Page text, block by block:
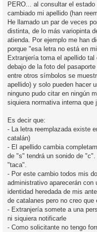
PERO... al consultar el
cambiado mi apellido (han
He llamado un par de veces
distinta, de lo más variopinta
atienda. Por ejemplo me han
porque "esa letra no está en
Extranjería toma el apellido
debajo de la foto del
entre otros símbolos se
apellido) y solo pueden hacer
ninguno pudo citar en ningún
siquiera normativa interna que
Es decir que:
- La letra reemplazada existe
catalán)
- El apellido cambia
de "s" tendrá un sonido de
"taca".
- Por este cambio todos mis
administrativo aparecerán con
identidad heredada de mis
de catalanes pero no creo que
- Extranjería somete a una
ni siquiera notificarle
- Como solicitante no tengo